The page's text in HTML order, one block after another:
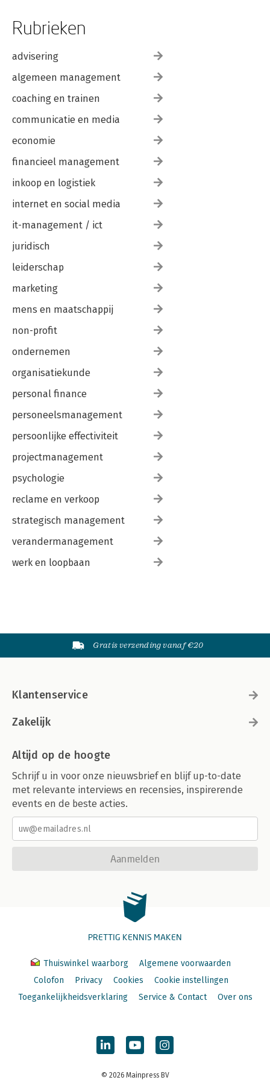
Rubrieken
advisering
algemeen management
coaching en trainen
communicatie en media
economie
financieel management
inkoop en logistiek
internet en social media
it-management / ict
juridisch
leiderschap
marketing
mens en maatschappij
non-profit
ondernemen
organisatiekunde
personal finance
personeelsmanagement
persoonlijke effectiviteit
projectmanagement
psychologie
reclame en verkoop
strategisch management
verandermanagement
werk en loopbaan
Gratis verzending vanaf €20
Klantenservice
Zakelijk
Altijd op de hoogte
Schrijf u in voor onze nieuwsbrief en blijf up-to-date
met relevante interviews en recensies, inspirerende
events en de beste acties.
Aanmelden
PRETTIG KENNIS MAKEN
Thuiswinkel waarborg
Algemene voorwaarden
Colofon
Privacy Cookies
Cookie instellingen
Toegankelijkheidsverklaring
Service & Contact Over ons
© 2026 Mainpress BV